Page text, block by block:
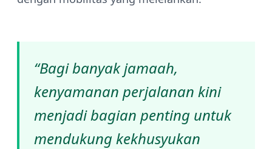
“Bagi banyak jamaah,
kenyamanan perjalanan kini
menjadi bagian penting untuk
mendukung kekhusyukan